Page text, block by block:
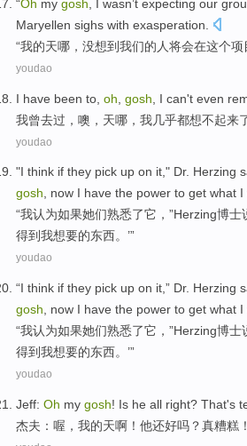
“Oh my gosh , I wasn’t expecting our
Maryellen sighs with exasperation
“我的天哪，没想到我们的人将会在这个项
youdao
I have been to oh gosh , I can't even
我曾去过 ， 噢 ， 天哪，我几乎都想不起来
youdao
"I think if they pick up on it," Dr. Herzing
gosh, now I have the power to get what I
“我认为如果她们熟悉了它 ，”Herzing博士
得到我想要的东西。’”
youdao
“I think if they pick up on it ,” Dr. Herzing
gosh , now I have the power to get what I
“我认为如果她们熟悉了它 ，”Herzing博士
得到我想要的东西。’”
youdao
Jeff: Oh my gosh! Is he all right? That's
杰夫 ： 喔 ， 我的天啊 ！ 他还好吗？真糟糕！